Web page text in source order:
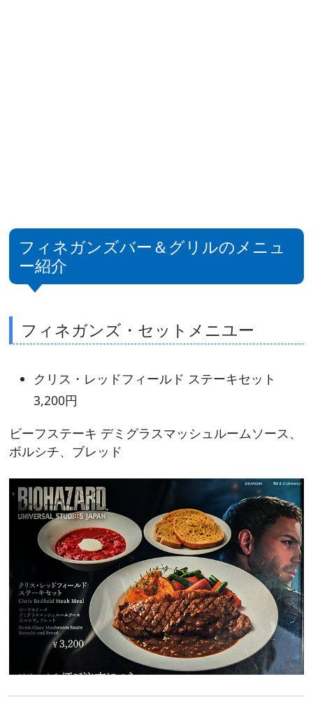
フィネガンズバー＆グリルのメニュ
ー紹介
フィネガンズ・セットメニユー
クリス・レッドフィールド ステーキセット
3,200円
ビーフステーキ デミグラスマッシュルームソース、
ボルシチ、ブレッド